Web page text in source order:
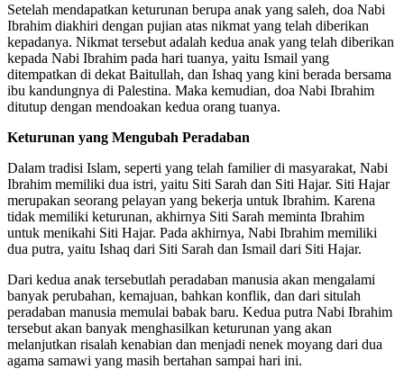
Setelah mendapatkan keturunan berupa anak yang saleh, doa Nabi
Ibrahim diakhiri dengan pujian atas nikmat yang telah diberikan
kepadanya. Nikmat tersebut adalah kedua anak yang telah diberikan
kepada Nabi Ibrahim pada hari tuanya, yaitu Ismail yang
ditempatkan di dekat Baitullah, dan Ishaq yang kini berada bersama
ibu kandungnya di Palestina. Maka kemudian, doa Nabi Ibrahim
ditutup dengan mendoakan kedua orang tuanya.
Keturunan yang Mengubah Peradaban
Dalam tradisi Islam, seperti yang telah familier di masyarakat, Nabi
Ibrahim memiliki dua istri, yaitu Siti Sarah dan Siti Hajar. Siti Hajar
merupakan seorang pelayan yang bekerja untuk Ibrahim. Karena
tidak memiliki keturunan, akhirnya Siti Sarah meminta Ibrahim
untuk menikahi Siti Hajar. Pada akhirnya, Nabi Ibrahim memiliki
dua putra, yaitu Ishaq dari Siti Sarah dan Ismail dari Siti Hajar.
Dari kedua anak tersebutlah peradaban manusia akan mengalami
banyak perubahan, kemajuan, bahkan konflik, dan dari situlah
peradaban manusia memulai babak baru. Kedua putra Nabi Ibrahim
tersebut akan banyak menghasilkan keturunan yang akan
melanjutkan risalah kenabian dan menjadi nenek moyang dari dua
agama samawi yang masih bertahan sampai hari ini.